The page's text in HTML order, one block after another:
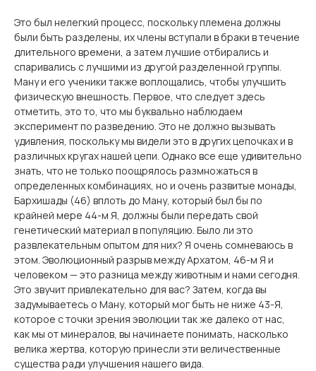
Это был нелегкий процесс, поскольку племена должны
были быть разделены, их члены вступали в браки в течение
длительного времени, а затем лучшие отбирались и
спаривались с лучшими из другой разделенной группы.
Ману и его ученики также воплощались, чтобы улучшить
физическую внешность. Первое, что следует здесь
отметить, это то, что мы буквально наблюдаем
эксперимент по разведению. Это не должно вызывать
удивления, поскольку мы видели это в других цепочках и в
различных кругах нашей цепи. Однако все еще удивительно
знать, что не только поощрялось размножаться в
определенных комбинациях, но и очень развитые монады,
Бархишады (46) вплоть до Ману, который был бы по
крайней мере 44-м Я, должны были передать свой
генетический материал в популяцию. Было ли это
развлекательным опытом для них? Я очень сомневаюсь в
этом. Эволюционный разрыв между Архатом, 46-м Я и
человеком — это разница между животным и нами сегодня.
Это звучит привлекательно для вас? Затем, когда вы
задумываетесь о Ману, который мог быть не ниже 43-Я,
которое с точки зрения эволюции так же далеко от нас,
как мы от минералов, вы начинаете понимать, насколько
велика жертва, которую принесли эти величественные
существа ради улучшения нашего вида.